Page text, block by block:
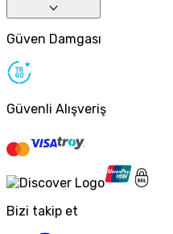
Güven Damgası
Güvenli Alışveriş
Bizi takip et